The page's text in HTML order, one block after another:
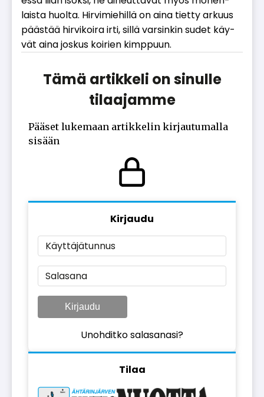
lais­ta huol­ta. Hir­vi­mie­hil­lä on ai­na tiet­ty ar­kuus
pääs­tää hir­vi­koi­ra ir­ti, sil­lä var­sin­kin su­det käy­
vät ai­na jos­kus koi­rien kimp­puun.
Tämä artikkeli on sinulle
tilaajamme
Pääset lukemaan artikkelin kirjautumalla
sisään
Kirjaudu
Käyttäjätunnus
Salasana
Kirjaudu
Unohditko salasanasi?
Tilaa